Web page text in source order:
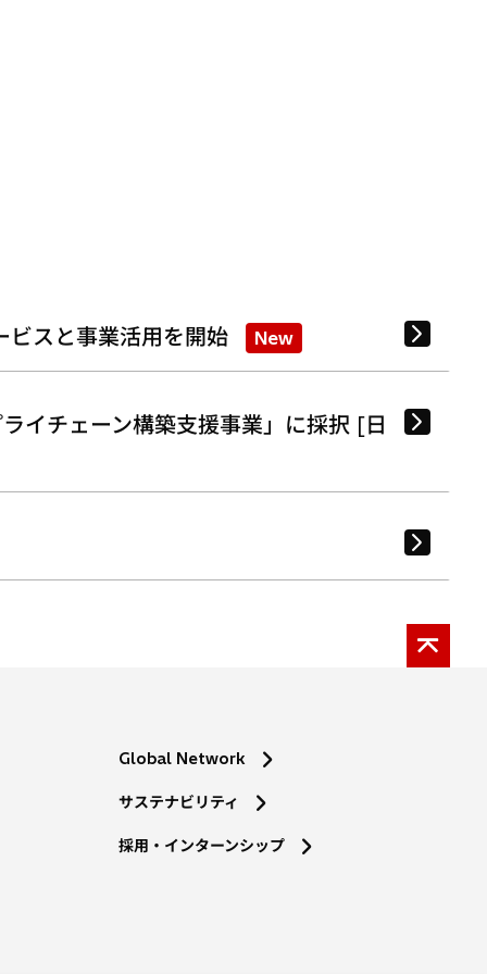
ビスと事業活用を開始 New
イチェーン構築支援事業」に採択 [日
Global Network
サステナビリティ
採用・インターンシップ